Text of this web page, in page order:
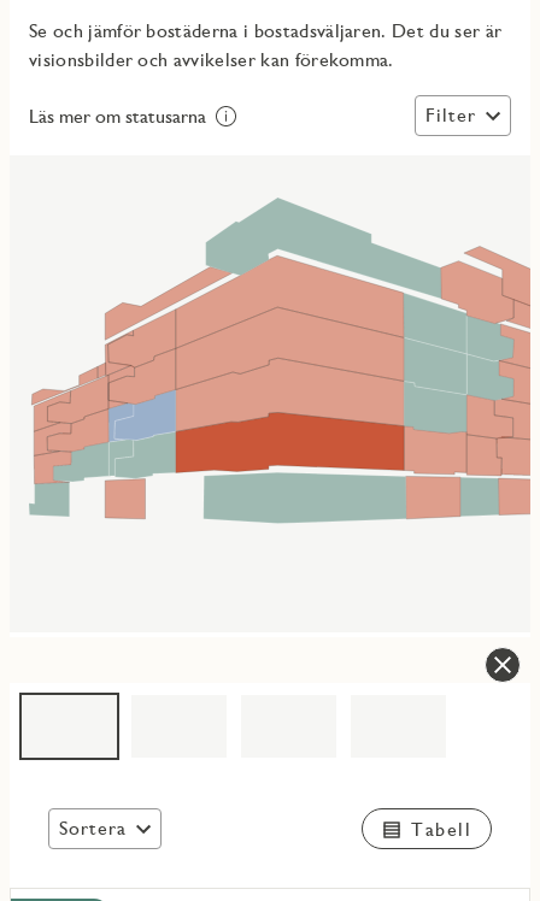
Se och jämför bostäderna i bostadsväljaren. Det du ser är
visionsbilder och avvikelser kan förekomma.
Läs mer om statusarna Filter
Sortera Tabell